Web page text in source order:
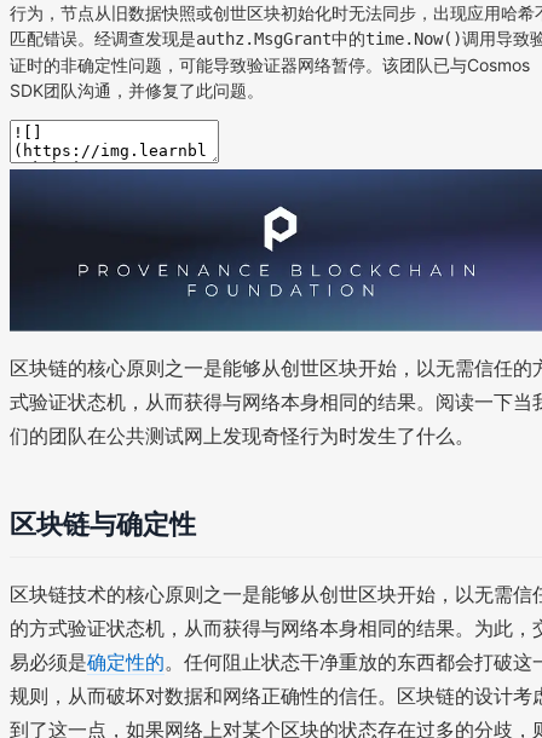
行为，节点从旧数据快照或创世区块初始化时无法同步，出现应用哈希
匹配错误。经调查发现是authz.MsgGrant中的time.Now()调用导致
证时的非确定性问题，可能导致验证器网络暂停。该团队已与Cosmos
SDK团队沟通，并修复了此问题。
区块链的核心原则之一是能够从创世区块开始，以无需信任的
式验证状态机，从而获得与网络本身相同的结果。阅读一下当
们的团队在公共测试网上发现奇怪行为时发生了什么。
区块链与确定性
区块链技术的核心原则之一是能够从创世区块开始，以无需信
的方式验证状态机，从而获得与网络本身相同的结果。为此，
易必须是确定性的。任何阻止状态干净重放的东西都会打破这
规则，从而破坏对数据和网络正确性的信任。区块链的设计考
到了这一点，如果网络上对某个区块的状态存在过多的分歧，